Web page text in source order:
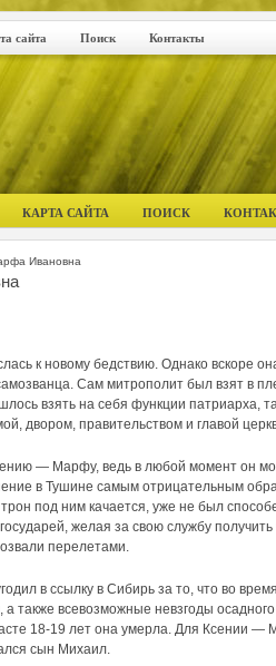
сайта Поиск Контакты
КАРТА САЙТА ПОИСК
Ивановна
к новому бедствию. Однако вскоре
Сам митрополит был взят в
взять на себя функции патриарха,
двором, правительством и главой
— Марфу, ведь в любой момент он
в Тушине самым отрицательным
под ним качается, уже не был
желая за свою службу
перелетами.
в ссылку в Сибирь за то, что во
а также всевозможные невзгоды
18-19 лет она умерла. Для Ксении
сын Михаил.